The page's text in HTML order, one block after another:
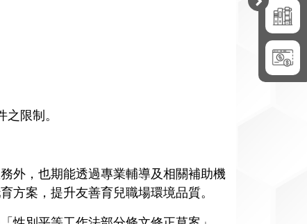
限制。
外，也期能透過專業輔導及相關補助機
方案，提升友善育兒職場環境品質。
開